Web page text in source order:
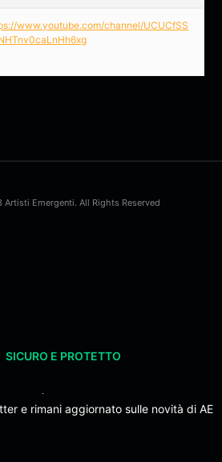
www.youtube.com/channel/UCUCfSS
Emergenti. All Rights Reserved
SICURO E PROTETTO
e rimani aggiornato sulle novità di AE